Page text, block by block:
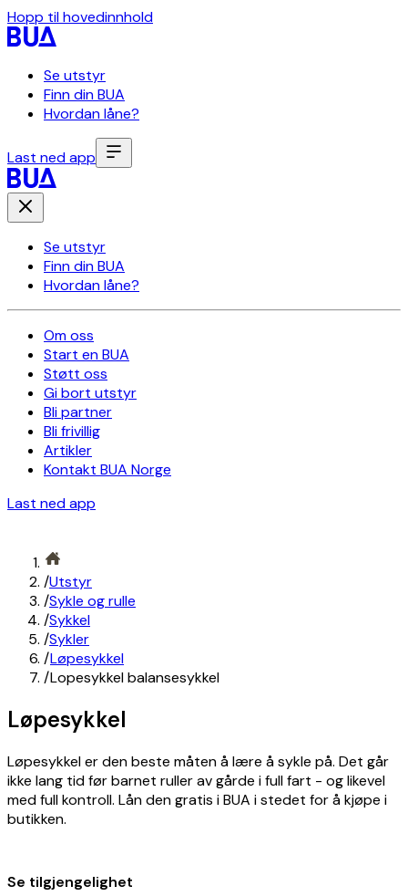
Hopp til hovedinnhold
Se utstyr
Finn din BUA
Hvordan låne?
Last ned app
Se utstyr
Finn din BUA
Hvordan låne?
Om oss
Start en BUA
Støtt oss
Gi bort utstyr
Bli partner
Bli frivillig
Artikler
Kontakt BUA Norge
Last ned app
/Utstyr
/Sykle og rulle
/Sykkel
/Sykler
/Løpesykkel
/Lopesykkel balansesykkel
Løpesykkel
Løpesykkel er den beste måten å lære å sykle på. Det går
ikke lang tid før barnet ruller av gårde i full fart - og likevel
med full kontroll. Lån den gratis i BUA i stedet for å kjøpe i
butikken.
Se tilgjengelighet